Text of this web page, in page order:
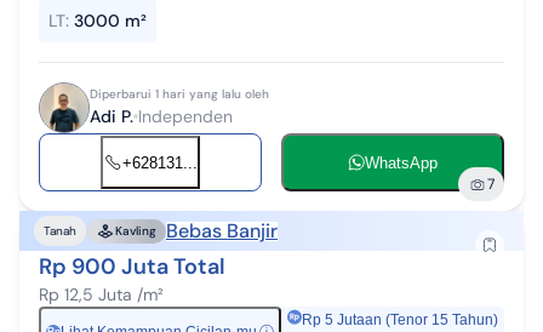
Minggu,situasi Jalan ramai,...
LT: 3000 m²
Diperbarui 1 hari yang lalu oleh
Adi P. Independen
+628131... WhatsApp
7
Tanah Kavling Bebas Banjir
Rp 900 Juta Total
Rp 12,5 Juta /m²
Rp 5 Jutaan (Tenor 15 Tahun)